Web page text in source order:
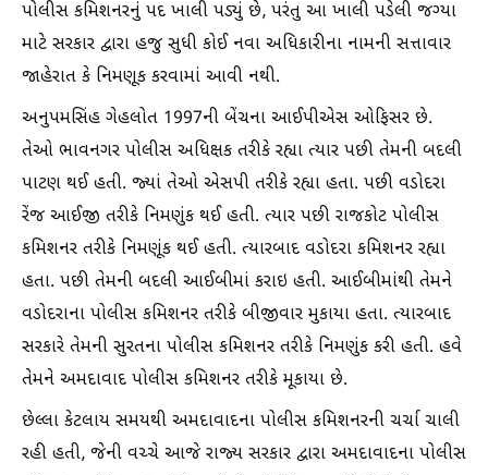
પોલીસ કમિશનરનું પદ ખાલી પડ્યું છે, પરંતુ આ ખાલી પડેલી જગ્યા
માટે સરકાર દ્વારા હજુ સુધી કોઈ નવા અધિકારીના નામની સત્તાવાર
જાહેરાત કે નિમણૂક કરવામાં આવી નથી.
અનુપમસિંહ ગેહલોત 1997ની બેંચના આઈપીએસ ઓફિસર છે.
તેઓ ભાવનગર પોલીસ અધિક્ષક તરીકે રહ્યા ત્યાર પછી તેમની બદલી
પાટણ થઈ હતી. જ્યાં તેઓ એસપી તરીકે રહ્યા હતા. પછી વડોદરા
રેંજ આઈજી તરીકે નિમણુંક થઈ હતી. ત્યાર પછી રાજકોટ પોલીસ
કમિશનર તરીકે નિમણૂંક થઈ હતી. ત્યારબાદ વડોદરા કમિશનર રહ્યા
હતા. પછી તેમની બદલી આઈબીમાં કરાઇ હતી. આઈબીમાંથી તેમને
વડોદરાના પોલીસ કમિશનર તરીકે બીજીવાર મુકાયા હતા. ત્યારબાદ
સરકારે તેમની સુરતના પોલીસ કમિશનર તરીકે નિમણુંક કરી હતી. હવે
તેમને અમદાવાદ પોલીસ કમિશનર તરીકે મૂકાયા છે.
છેલ્લા કેટલાય સમયથી અમદાવાદના પોલીસ કમિશનરની ચર્ચા ચાલી
રહી હતી, જેની વચ્ચે આજે રાજ્ય સરકાર દ્વારા અમદાવાદના પોલીસ